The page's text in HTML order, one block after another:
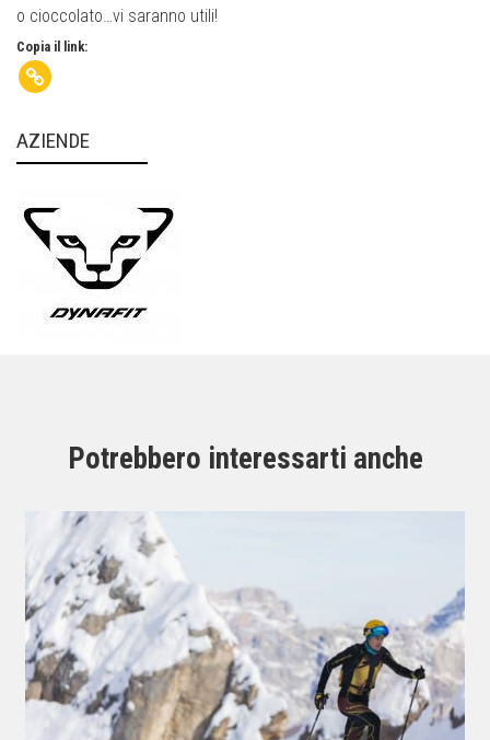
o cioccolato…vi saranno utili!
Copia il link:
AZIENDE
Potrebbero interessarti anche